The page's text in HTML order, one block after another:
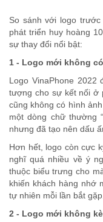
So sánh với logo
phát triển huy hoàng
sự thay đổi nổi bật:
1 - Logo mới không
Logo VinaPhone
tượng cho sự kết nối ở
cũng không có hình
một dòng chữ thường
nhưng đã tạo nên dấu
Hơn hết, logo còn cực
nghĩ quá nhiều về ý
thuộc biểu trưng cho
khiến khách hàng nhớ
tự nhiên mỗi lần bắt
2 - Logo mới không